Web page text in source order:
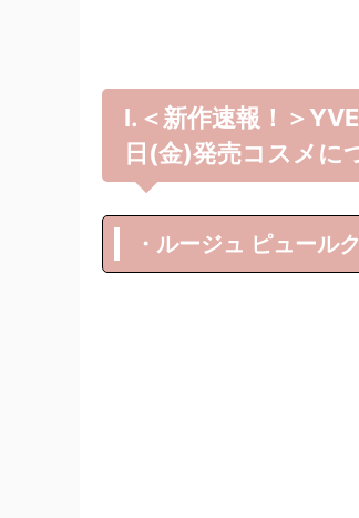
Ⅰ.＜新作速報！＞
日(金)発売コスメに
・ルージュ ピュー